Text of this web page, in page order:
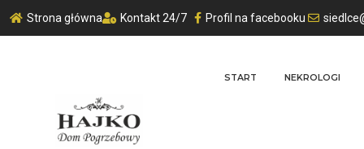
Strona główna Kontakt 24/7 Profil na facebooku
START NEKROLOGI